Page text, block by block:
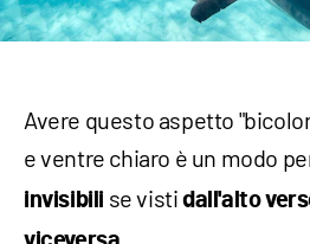
Avere questo aspetto
e ventre chiaro è un modo
invisibili se visti dall'alto
.